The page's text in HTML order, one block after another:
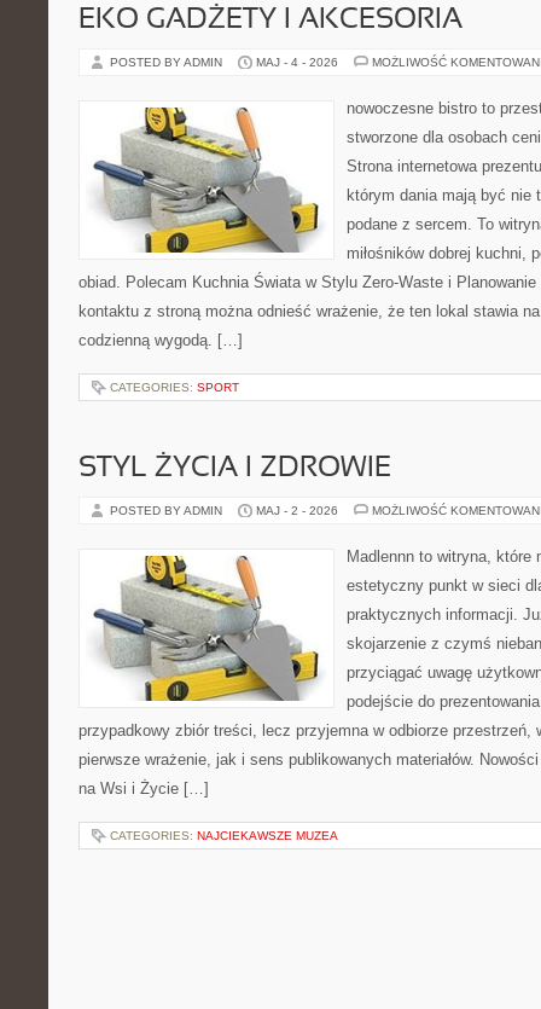
EKO GADŻETY I AKCESORIA
POSTED BY ADMIN MAJ - 4 - 2026 MOŻLIWOŚĆ
nowoczesne bistro to
stworzone dla osobach
Strona internetowa
którym dania mają być nie
podane z sercem. To
miłośników dobrej kuchni,
obiad. Polecam Kuchnia Świata w Stylu Zero-Waste i Planowanie
kontaktu z stroną można odnieść wrażenie, że ten lokal stawia
codzienną wygodą. […]
CATEGORIES: SPORT
STYL ŻYCIA I ZDROWIE
POSTED BY ADMIN MAJ - 2 - 2026 MOŻLIWOŚĆ
Madlennn to witryna, które
estetyczny punkt w sieci
praktycznych informacji.
skojarzenie z czymś
przyciągać uwagę
podejście do
przypadkowy zbiór treści, lecz przyjemna w odbiorze przestrzeń,
pierwsze wrażenie, jak i sens publikowanych materiałów.
na Wsi i Życie […]
CATEGORIES: NAJCIEKAWSZE MUZEA